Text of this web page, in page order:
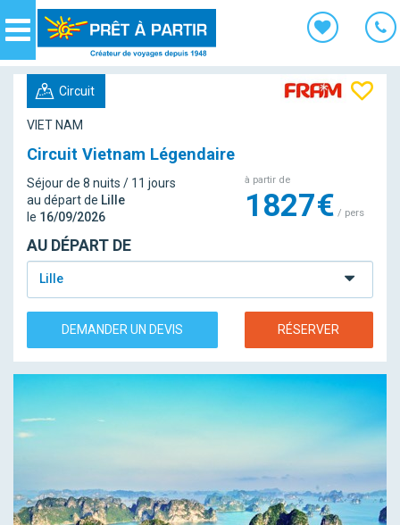
Navigation
Circuit
VIET NAM
Circuit Vietnam Légendaire
Séjour de 8 nuits / 11 jours
au départ de Lille
le 16/09/2026
à partir de
1827€ / pers
AU DÉPART DE
Lille
DEMANDER UN DEVIS RÉSERVER
Panneau de gestion des cookies